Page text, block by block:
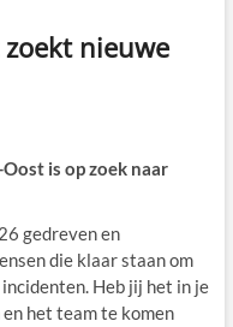
zoekt nieuwe
is op zoek naar
gedreven en
die klaar staan om
Heb jij het in je
het team te komen